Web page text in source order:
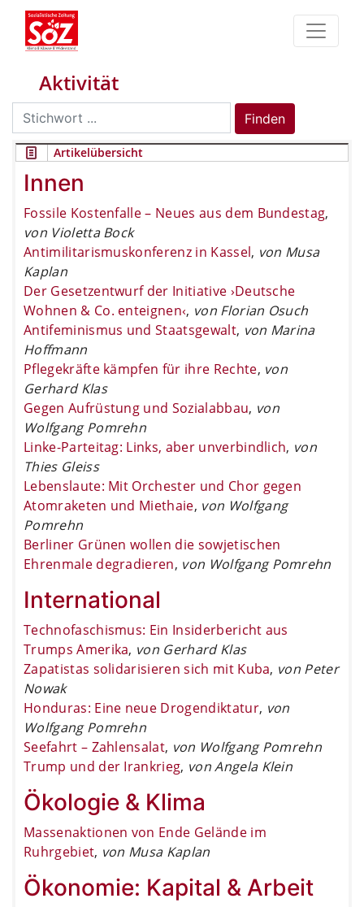
Aktivität
Search
for:
Finden
Artikelübersicht
Innen
Fossile Kostenfalle – Neues aus dem Bundestag,
von Violetta Bock
Antimilitarismuskonferenz in Kassel, von Musa
Kaplan
Der Gesetzentwurf der Initiative ›Deutsche
Wohnen & Co. enteignen‹, von Florian Osuch
Antifeminismus und Staatsgewalt, von Marina
Hoffmann
Pflegekräfte kämpfen für ihre Rechte, von
Gerhard Klas
Gegen Aufrüstung und Sozialabbau, von
Wolfgang Pomrehn
Linke-Parteitag: Links, aber unverbindlich, von
Thies Gleiss
Lebenslaute: Mit Orchester und Chor gegen
Atomraketen und Miethaie, von Wolfgang
Pomrehn
Berliner Grünen wollen die sowjetischen
Ehrenmale degradieren, von Wolfgang Pomrehn
International
Technofaschismus: Ein Insiderbericht aus
Trumps Amerika, von Gerhard Klas
Zapatistas solidarisieren sich mit Kuba, von Peter
Nowak
Honduras: Eine neue Drogendiktatur, von
Wolfgang Pomrehn
Seefahrt – Zahlensalat, von Wolfgang Pomrehn
Trump und der Irankrieg, von Angela Klein
Ökologie & Klima
Massenaktionen von Ende Gelände im
Ruhrgebiet, von Musa Kaplan
Ökonomie: Kapital & Arbeit